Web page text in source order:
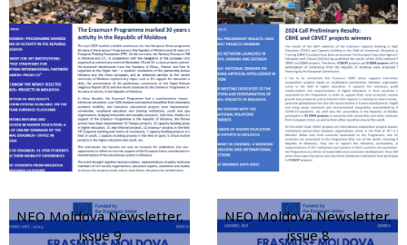
NEO Moldova Newsletter,
issue 9
NEO Moldova Newsletter,
issue 8